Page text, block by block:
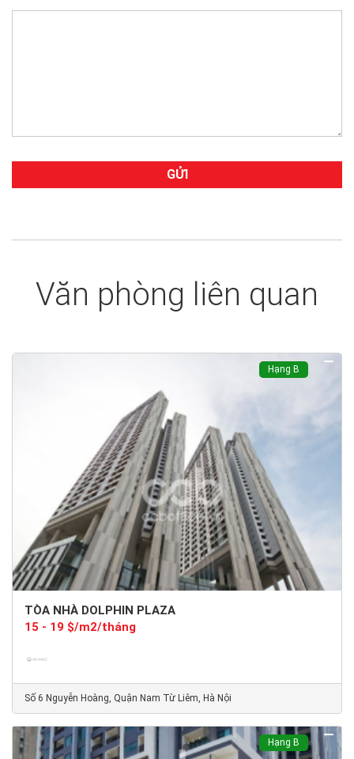
Văn phòng liên quan
Hạng B
TÒA NHÀ DOLPHIN PLAZA
15 - 19 $/m2/tháng
Số 6 Nguyễn Hoàng, Quận Nam Từ Liêm, Hà Nội
Hạng B